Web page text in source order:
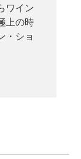
ワイン
上の時
・ショ